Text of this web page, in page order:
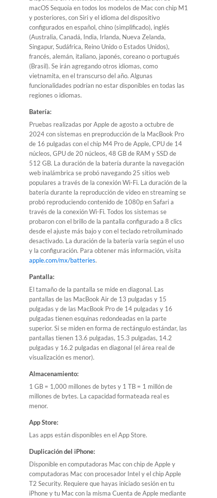
macOS Sequoia en todos los modelos de Mac con chip M1
y posteriores, con Siri y el idioma del dispositivo
configurados en español, chino (simplificado), inglés
(Australia, Canadá, India, Irlanda, Nueva Zelanda,
Singapur, Sudáfrica, Reino Unido o Estados Unidos),
francés, alemán, italiano, japonés, coreano o portugués
(Brasil). Se irán agregando otros idiomas, como
vietnamita, en el transcurso del año. Algunas
funcionalidades podrían no estar disponibles en todas las
regiones o idiomas.
Batería:
Pruebas realizadas por Apple de agosto a octubre de
2024 con sistemas en preproducción de la MacBook Pro
de 16 pulgadas con el chip M4 Pro de Apple, CPU de 14
núcleos, GPU de 20 núcleos, 48 GB de RAM y SSD de
512 GB. La duración de la batería durante la navegación
web inalámbrica se probó navegando 25 sitios web
populares a través de la conexión Wi-Fi. La duración de la
batería durante la reproducción de video en streaming se
probó reproduciendo contenido de 1080p en Safari a
través de la conexión Wi-Fi. Todos los sistemas se
probaron con el brillo de la pantalla configurado a 8 clics
desde el ajuste más bajo y con el teclado retroiluminado
desactivado. La duración de la batería varía según el uso
y la configuración. Para obtener más información, visita
apple.com/mx/batteries.
Pantalla:
El tamaño de la pantalla se mide en diagonal. Las
pantallas de las MacBook Air de 13 pulgadas y 15
pulgadas y de las MacBook Pro de 14 pulgadas y 16
pulgadas tienen esquinas redondeadas en la parte
superior. Si se miden en forma de rectángulo estándar, las
pantallas tienen 13.6 pulgadas, 15.3 pulgadas, 14.2
pulgadas y 16.2 pulgadas en diagonal (el área real de
visualización es menor).
Almacenamiento:
1 GB = 1,000 millones de bytes y 1 TB = 1 millón de
millones de bytes. La capacidad formateada real es
menor.
App Store:
Las apps están disponibles en el App Store.
Duplicación del iPhone:
Disponible en computadoras Mac con chip de Apple y
computadoras Mac con procesador Intel y el chip Apple
T2 Security. Requiere que hayas iniciado sesión en tu
iPhone y tu Mac con la misma Cuenta de Apple mediante